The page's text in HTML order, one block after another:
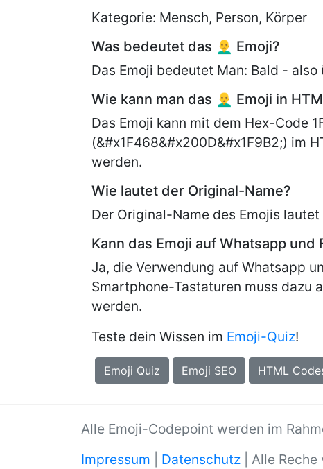
Kategorie: Mensch, Person, Körper
Was bedeutet das 👨‍🦲 Emoji?
Das Emoji bedeutet Man: Bald -
Wie kann man das 👨‍🦲 Emoji in
Das Emoji kann mit dem Hex-Code
(&#x1F468&#x200D&#x1F9B2;) im
werden.
Wie lautet der Original-Name?
Der Original-Name des Emojis lautet
Kann das Emoji auf Whatsapp
Ja, die Verwendung auf Whatsapp
Smartphone-Tastaturen muss dazu
werden.
Teste dein Wissen im Emoji-Quiz!
Emoji Quiz Emoji SEO HTML
Alle Emoji-Codepoint werden im
Impressum Datenschutz | Alle